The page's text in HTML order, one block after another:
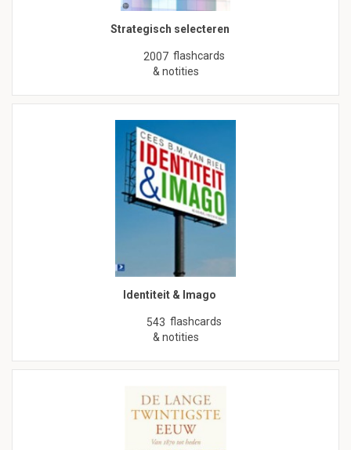
Strategisch selecteren
2007 flashcards
& notities
Identiteit & Imago
543 flashcards
& notities